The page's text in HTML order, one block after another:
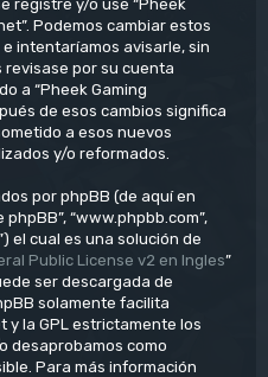
registre y/o use “Pheek
Podemos cambiar estos
intentaríamos avisarle, sin
por su cuenta
a “Pheek Gaming
de esos cambios significa
a esos nuevos
y/o reformados.
por phpBB (de aquí en
phpBB”, “www.phpbb.com”,
el cual es una solución de
Public License v2 en Ingles”
ser descargada de
solamente facilita
y la GPL estrictamente los
desaprobamos como
Para más información